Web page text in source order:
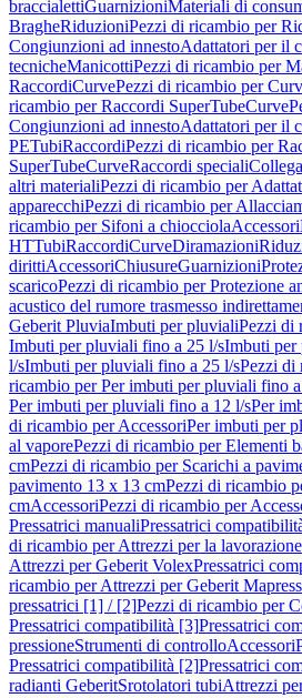
braccialettiGuarnizioniMateriali di
BragheRiduzioniPezzi di ricambio per
Congiunzioni ad innestoAdattatori per il
tecnicheManicottiPezzi di ricambio per
RaccordiCurvePezzi di ricambio per
ricambio per Raccordi SuperTubeCurve
Congiunzioni ad innestoAdattatori per il
PETubiRaccordiPezzi di ricambio per
SuperTubeCurveRaccordi speciali
altri materialiPezzi di ricambio per
apparecchiPezzi di ricambio per
ricambio per Sifoni a chiocciolaAccessori
HTTubiRaccordiCurveDiramazioni
dirittiAccessoriChiusureGuarnizioni
scaricoPezzi di ricambio per Protezione
acustico del rumore trasmesso
Geberit PluviaImbuti per pluvialiPezzi di
Imbuti per pluviali fino a 25 l/sImbuti per
l/sImbuti per pluviali fino a 25 l/sPezzi di
ricambio per Per imbuti per pluviali fino
Per imbuti per pluviali fino a 12 l/sPer
di ricambio per AccessoriPer imbuti per
al vaporePezzi di ricambio per Elementi
cmPezzi di ricambio per Scarichi a
pavimento 13 x 13 cmPezzi di ricambio
cmAccessoriPezzi di ricambio per
Pressatrici manualiPressatrici
di ricambio per Attrezzi per la
Attrezzi per Geberit VolexPressatrici
ricambio per Attrezzi per Geberit Mapress
pressatrici [1] / [2]Pezzi di ricambio per
Pressatrici compatibilità [3]Pressatrici
pressioneStrumenti di controlloAccessori
Pressatrici compatibilità [2]Pressatrici
radianti GeberitSrotolatori tubiAttrezzi